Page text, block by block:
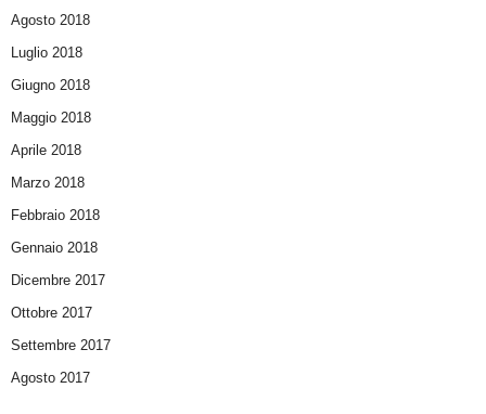
Agosto 2018
Luglio 2018
Giugno 2018
Maggio 2018
Aprile 2018
Marzo 2018
Febbraio 2018
Gennaio 2018
Dicembre 2017
Ottobre 2017
Settembre 2017
Agosto 2017